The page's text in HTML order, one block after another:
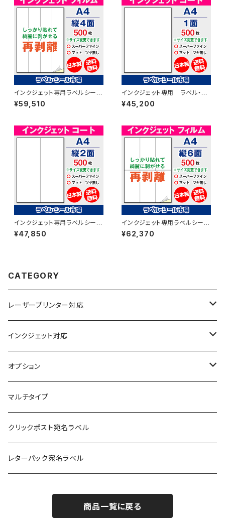
インクジェット専用ラベルシール
フィルム再剥離 A4-縦4面 500
枚 スーパーファイン T4Y1iDrs
¥59,510
インクジェット専用 ラベル・シ
ール A4カット無し コート
紙 500枚 T1Y1iA
¥45,200
インクジェット専用ラベルシール
マットコートA4-縦2面 500枚
スーパーファイン T2Y1iA
¥47,850
インクジェット専用ラベルシール
フィルム再剥離 A4-縦6面 500
枚 スーパーファイン T3Y2iDrs
¥62,370
CATEGORY
レーザープリンター対応
上質紙
アート紙
光沢紙
耐水フィルム
訂正用
インクジェット対応
コート紙
光沢紙
和紙
フィルム
オプション
簡易印刷
マルチタイプ
クリックポスト宛名ラベル
レターパック宛名ラベル
商品一覧に戻る